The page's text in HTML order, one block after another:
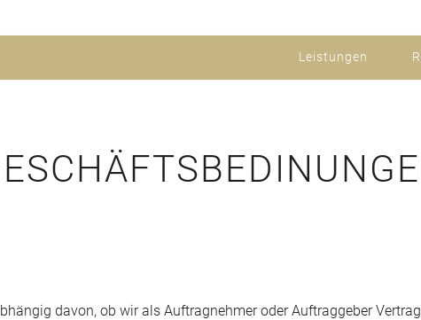
Leistungen
davon, ob wir als Auftragnehmer oder Auftraggeber